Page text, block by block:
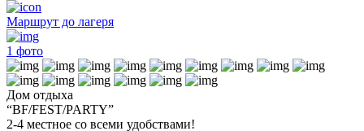
Маршрут до лагеря
1 фото
Дом отдыха
“BF/FEST/PARTY”
2-4 местное со всеми удобствами!